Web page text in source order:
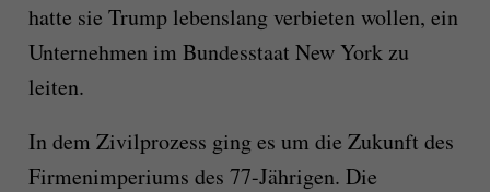
hatte sie Trump lebenslang verbieten wollen, ein
Unternehmen im Bundesstaat New York zu
leiten.
In dem Zivilprozess ging es um die Zukunft des
Firmenimperiums des 77-Jährigen. Die